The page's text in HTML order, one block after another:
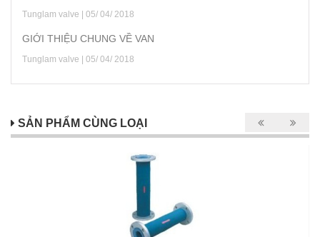
Tunglam valve | 05/ 04/ 2018
GIỚI THIỆU CHUNG VỀ VAN
Tunglam valve | 05/ 04/ 2018
SẢN PHẨM CÙNG LOẠI